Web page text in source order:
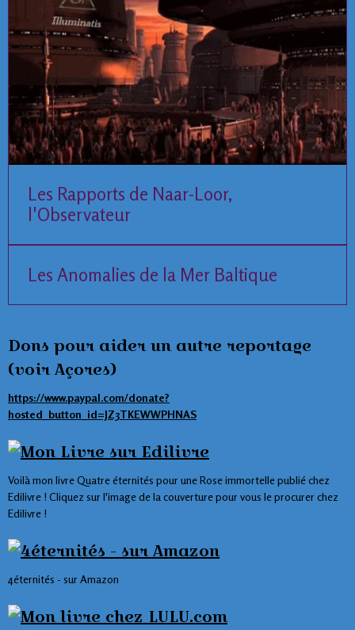
Les Rapports de Naar-Loor,
l'Observateur
Les Anomalies de la Mer Baltique
Dons pour aider un autre reportage
(voir Açores)
https://www.paypal.com/donate?
hosted_button_id=JZ3TKEWWPHNAS
Voilà mon livre Quatre éternités pour une Rose immortelle publié chez
Edilivre ! Cliquez sur l'image de la couverture pour vous le procurer chez
Edilivre !
4éternités - sur Amazon